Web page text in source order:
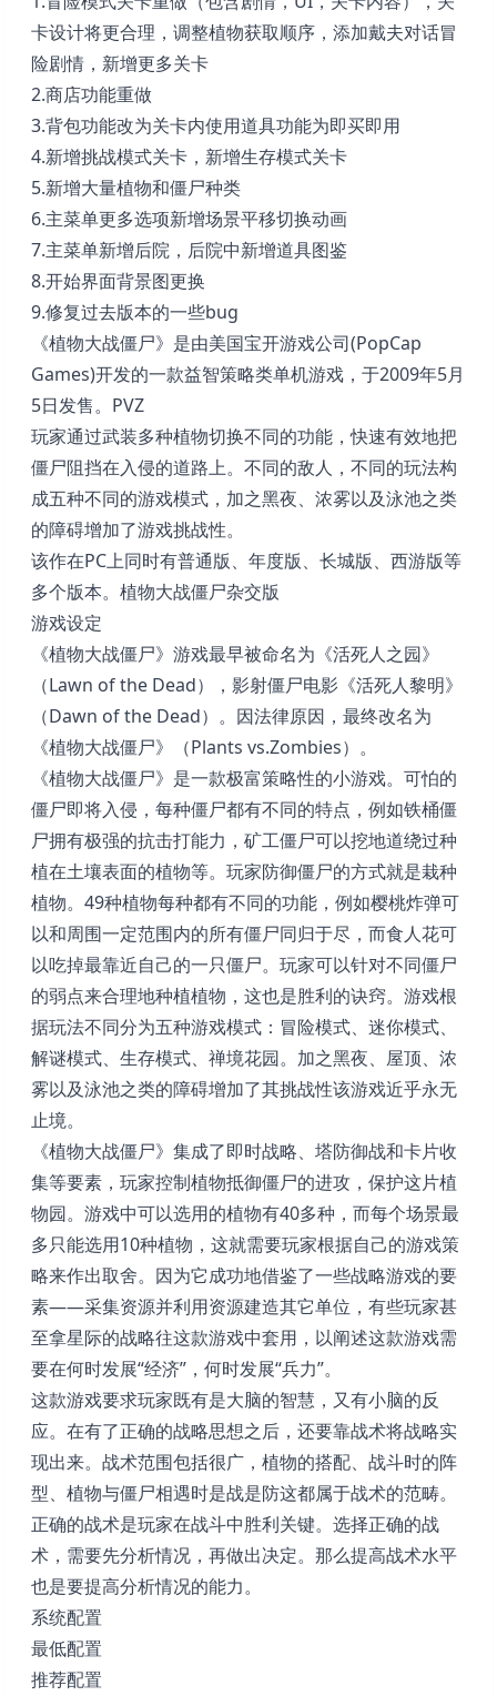
卡设计将更合理，调整植物获取顺序，添加戴夫对话冒
险剧情，新增更多关卡
2.商店功能重做
3.背包功能改为关卡内使用道具功能为即买即用
4.新增挑战模式关卡，新增生存模式关卡
5.新增大量植物和僵尸种类
6.主菜单更多选项新增场景平移切换动画
7.主菜单新增后院，后院中新增道具图鉴
8.开始界面背景图更换
9.修复过去版本的一些bug
《植物大战僵尸》是由美国宝开游戏公司(PopCap
Games)开发的一款益智策略类单机游戏，于2009年5月
5日发售。PVZ
玩家通过武装多种植物切换不同的功能，快速有效地把
僵尸阻挡在入侵的道路上。不同的敌人，不同的玩法构
成五种不同的游戏模式，加之黑夜、浓雾以及泳池之类
的障碍增加了游戏挑战性。
该作在PC上同时有普通版、年度版、长城版、西游版等
多个版本。植物大战僵尸杂交版
游戏设定
《植物大战僵尸》游戏最早被命名为《活死人之园》
（Lawn of the Dead），影射僵尸电影《活死人黎明》
（Dawn of the Dead）。因法律原因，最终改名为
《植物大战僵尸》（Plants vs.Zombies）。
《植物大战僵尸》是一款极富策略性的小游戏。可怕的
僵尸即将入侵，每种僵尸都有不同的特点，例如铁桶僵
尸拥有极强的抗击打能力，矿工僵尸可以挖地道绕过种
植在土壤表面的植物等。玩家防御僵尸的方式就是栽种
植物。49种植物每种都有不同的功能，例如樱桃炸弹可
以和周围一定范围内的所有僵尸同归于尽，而食人花可
以吃掉最靠近自己的一只僵尸。玩家可以针对不同僵尸
的弱点来合理地种植植物，这也是胜利的诀窍。游戏根
据玩法不同分为五种游戏模式：冒险模式、迷你模式、
解谜模式、生存模式、禅境花园。加之黑夜、屋顶、浓
雾以及泳池之类的障碍增加了其挑战性该游戏近乎永无
止境。
《植物大战僵尸》集成了即时战略、塔防御战和卡片收
集等要素，玩家控制植物抵御僵尸的进攻，保护这片植
物园。游戏中可以选用的植物有40多种，而每个场景最
多只能选用10种植物，这就需要玩家根据自己的游戏策
略来作出取舍。因为它成功地借鉴了一些战略游戏的要
素——采集资源并利用资源建造其它单位，有些玩家甚
至拿星际的战略往这款游戏中套用，以阐述这款游戏需
要在何时发展“经济”，何时发展“兵力”。
这款游戏要求玩家既有是大脑的智慧，又有小脑的反
应。在有了正确的战略思想之后，还要靠战术将战略实
现出来。战术范围包括很广，植物的搭配、战斗时的阵
型、植物与僵尸相遇时是战是防这都属于战术的范畴。
正确的战术是玩家在战斗中胜利关键。选择正确的战
术，需要先分析情况，再做出决定。那么提高战术水平
也是要提高分析情况的能力。
系统配置
最低配置
推荐配置